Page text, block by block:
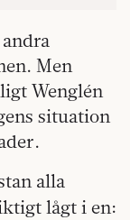
Men
Wenglén
situation
alla
lågt i en: